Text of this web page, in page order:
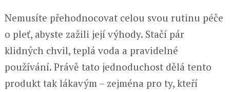
Nemusíte přehodnocovat celou svou rutinu péče
o pleť, abyste zažili její výhody. Stačí pár
klidných chvil, teplá voda a pravidelné
používání. Právě tato jednoduchost dělá tento
produkt tak lákavým – zejména pro ty, kteří